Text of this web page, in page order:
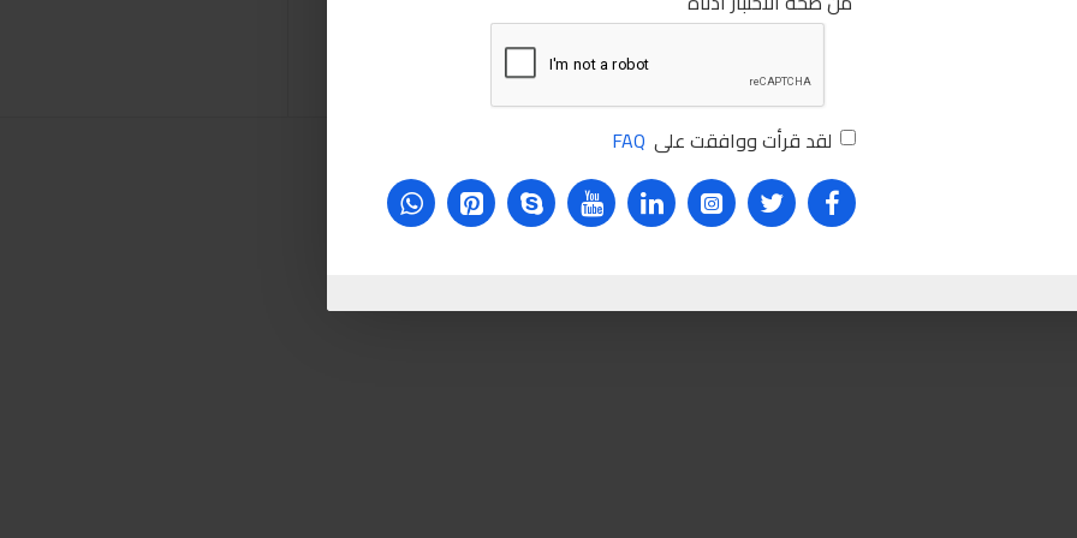
لقد قرأت ووافقت على FAQ